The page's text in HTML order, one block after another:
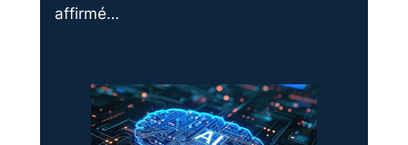
affirmé…